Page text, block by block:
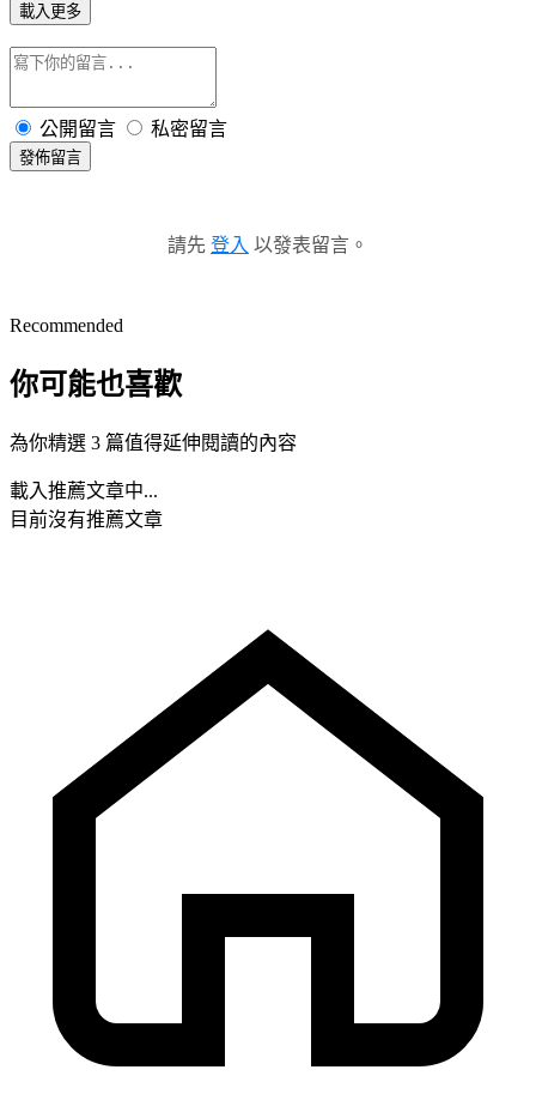
載入更多
公開留言 私密留言
發佈留言
請先 登入 以發表留言。
Recommended
你可能也喜歡
為你精選 3 篇值得延伸閱讀的內容
載入推薦文章中...
目前沒有推薦文章